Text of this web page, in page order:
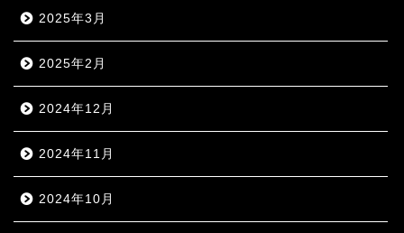
2025年3月
2025年2月
2024年12月
2024年11月
2024年10月